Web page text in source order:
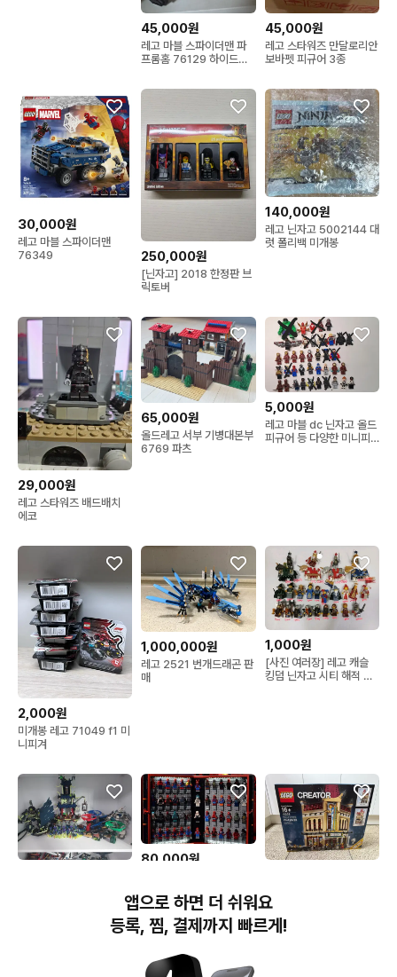
45,000원
레고 마블 스파이더맨 파
프롬홈 76129 하이드로
45,000원
레고 스타워즈 만달로리안
보바펫 피규어 3종
30,000원
레고 마블 스파이더맨
76349
250,000원
[닌자고] 2018 한정판 브
릭토버
140,000원
레고 닌자고 5002144 대
럿 폴리백 미개봉
29,000원
레고 스타워즈 배드배치
에코
65,000원
올드레고 서부 기병대본부
6769 파츠
5,000원
레고 마블 dc 닌자고 올드
피규어 등 다양한 미니피
2,000원
미개봉 레고 71049 f1 미
니피겨
1,000,000원
레고 2521 번개드래곤 판
매
1,000원
[사진 여러장] 레고 캐슬
킹덤 닌자고 시티 해적 배
80,000원
misb 미개봉 레고
10232 시네마 극장 모듈
러
앱으로 하면 더 쉬워요
등록, 찜, 결제까지 빠르게!